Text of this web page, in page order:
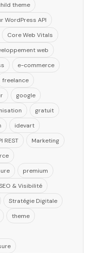
theme
WordPress API
Core Web Vitals
web
e-commerce
freelance
google
gratuit
idevart
REST
Marketing
premium
& Visibilité
Stratégie Digitale
theme